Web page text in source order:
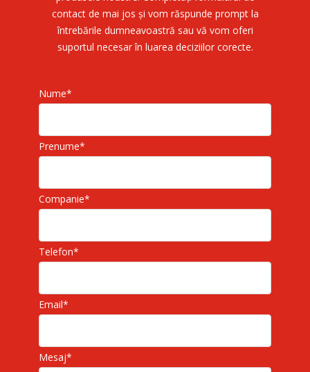
contact de mai jos și vom răspunde prompt la
întrebările dumneavoastră sau vă vom oferi
suportul necesar în luarea deciziilor corecte.
Nume*
Prenume*
Companie*
Telefon*
Email*
Mesaj*